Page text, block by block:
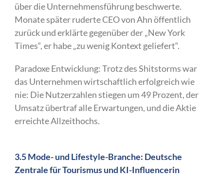
über die Unternehmensführung beschwerte.
Monate später ruderte CEO von Ahn öffentlich
zurück und erklärte gegenüber der „New York
Times“, er habe „zu wenig Kontext geliefert“.
Paradoxe Entwicklung: Trotz des Shitstorms war
das Unternehmen wirtschaftlich erfolgreich wie
nie: Die Nutzerzahlen stiegen um 49 Prozent, der
Umsatz übertraf alle Erwartungen, und die Aktie
erreichte Allzeithochs.
3.5 Mode- und Lifestyle-Branche: Deutsche
Zentrale für Tourismus und KI-Influencerin